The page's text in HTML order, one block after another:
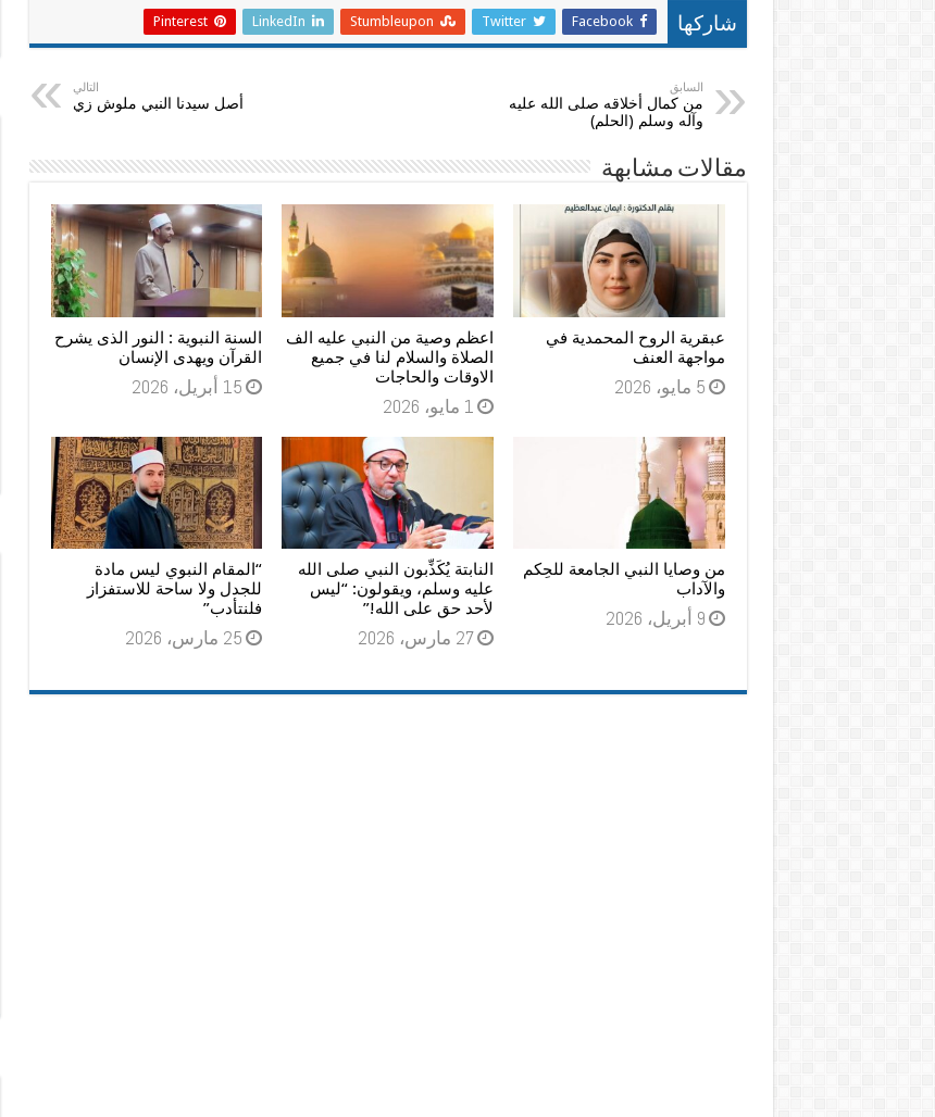
شاركها Facebook
Twitter
Stumbleupon
LinkedIn
Pinterest
السابق
من كمال أخلاقه صلى الله عليه
وآله وسلم (الحلم)
التالي
أصل سيدنا النبي ملوش زي
مقالات مشابهة
عبقرية الروح المحمدية في
مواجهة العنف
5 مايو، 2026
اعظم وصية من النبي عليه الف
الصلاة والسلام لنا في جميع
الاوقات والحاجات
1 مايو، 2026
السنة النبوية : النور الذى يشرح
القرآن ويهدى الإنسان
15 أبريل، 2026
من وصايا النبي الجامعة للحِكم
والآداب
9 أبريل، 2026
النابتة يُكَذِّبون النبي صلى الله
عليه وسلم، ويقولون: “ليس
لأحد حق على الله!”
27 مارس، 2026
“المقام النبوي ليس مادة
للجدل ولا ساحة للاستفزاز
فلنتأدب”
25 مارس، 2026